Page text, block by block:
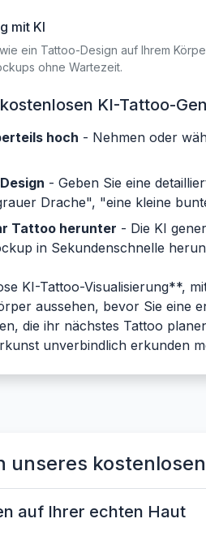
mit KI
ein Tattoo-Design auf Ihrem
ohne Wartezeit.
KI-Tattoo-
hoch - Nehmen oder
- Geben Sie eine
Drache", "eine kleine
Tattoo herunter - Die KI
in Sekundenschnelle
KI-Tattoo-Visualisierung**,
aussehen, bevor Sie eine
die ihr nächstes Tattoo
unverbindlich erkunden
unseres
auf Ihrer echten Haut